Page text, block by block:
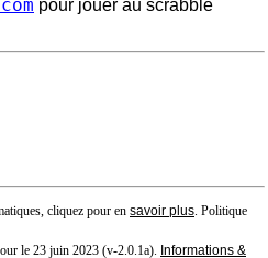
pour jouer au scrabble
cliquez pour en savoir plus. Politique
le 23 juin 2023 (v-2.0.1a). Informations &